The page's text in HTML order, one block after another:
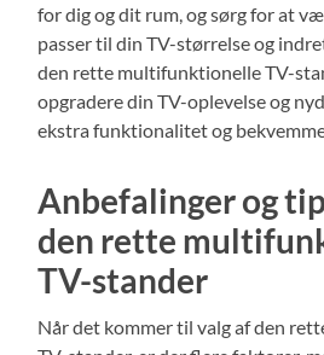
for dig og dit rum, og sørg for at
passer til din TV-størrelse og
den rette multifunktionelle TV-
opgradere din TV-oplevelse og
ekstra funktionalitet og
Anbefalinger og
den rette
TV-stander
Når det kommer til valg af den